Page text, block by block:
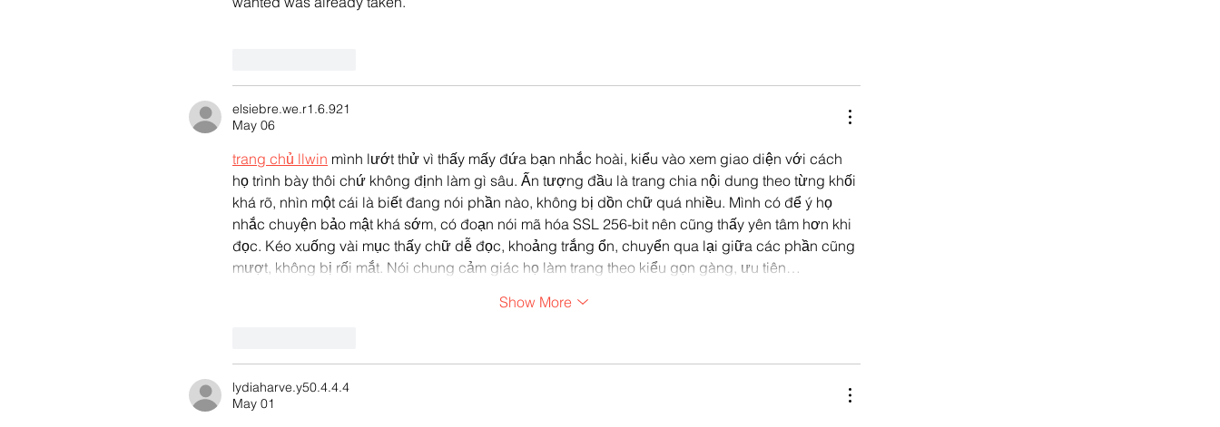
elsiebre.we.r1.6.921
May 06
trang chủ llwin mình lướt thử vì thấy mấy đứa bạn nhắc hoài, kiểu vào xem giao diện với cách
họ trình bày thôi chứ không định làm gì sâu. Ấn tượng đầu là trang chia nội dung theo từng khối
khá rõ, nhìn một cái là biết đang nói phần nào, không bị dồn chữ quá nhiều. Mình có để ý họ
nhắc chuyện bảo mật khá sớm, có đoạn nói mã hóa SSL 256-bit nên cũng thấy yên tâm hơn khi
đọc. Kéo xuống vài mục thấy chữ dễ đọc, khoảng trắng ổn, chuyển qua lại giữa các phần cũng
mượt, không bị rối mắt. Nói chung cảm giác họ làm trang theo kiểu gọn gàng, ưu tiên…
Show More
lydiaharve.y50.4.4.4
May 01